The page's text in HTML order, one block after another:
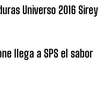
Universo 2016 Sirey
llega a SPS el sabor